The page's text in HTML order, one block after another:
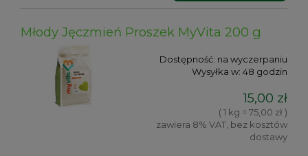
Młody Jęczmień Proszek MyVita 200 g
Dostępność: na wyczerpaniu
Wysyłka w: 48 godzin
15,00 zł
( 1 kg = 75,00 zł )
zawiera 8% VAT, bez kosztów
dostawy